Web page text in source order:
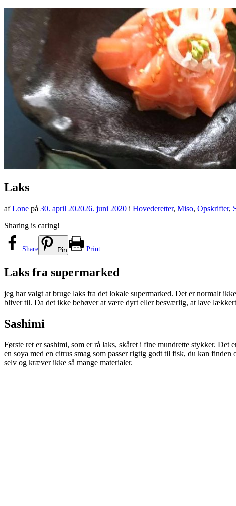
Laks
afLone på 30. april 202026. juni 2020 i Hovederetter, Miso, Opskrifter,
Sharing is caring!
Share Pin Print
Laks fra supermarked
jeg har valgt at bruge laks fra det lokale supermarked. Det er normalt
bliver til. Da det ikke behøver at være dyrt eller besværlig, at lave lækkert
Sashimi
Første ret er sashimi, som er rå laks, skåret i fine mundrette stykker.
en soya med en citrus smag som passer rigtig godt til fisk, du kan finden
selv og kræver ikke så mange materialer.